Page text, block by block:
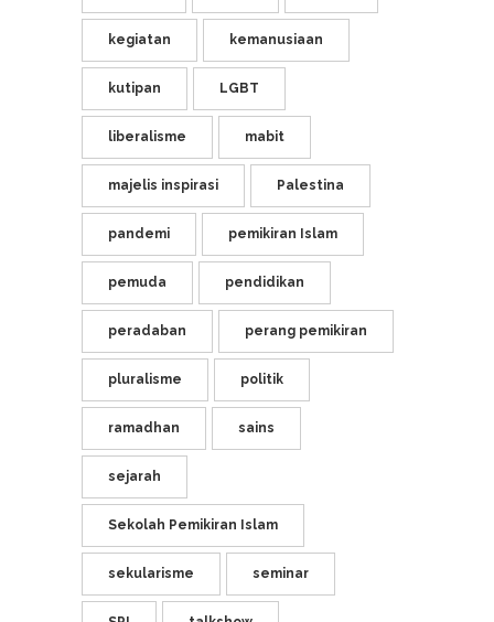
kegiatan kemanusiaan
kutipan LGBT
liberalisme mabit
majelis inspirasi Palestina
pandemi pemikiran Islam
pemuda pendidikan
peradaban perang pemikiran
pluralisme politik
ramadhan sains
sejarah
Sekolah Pemikiran Islam
sekularisme seminar